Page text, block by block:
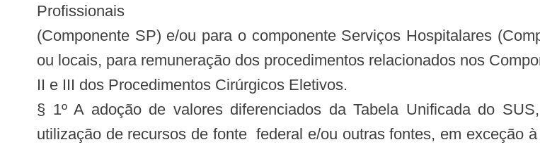
Profissionais
(Componente SP) e/ou para o componente Serviços Hospitalares
ou locais, para remuneração dos procedimentos relacionados nos
II e III dos Procedimentos Cirúrgicos Eletivos.
§ 1º A adoção de valores diferenciados da Tabela Unificada do
utilização de recursos de fonte federal e/ou outras fontes, em exceção